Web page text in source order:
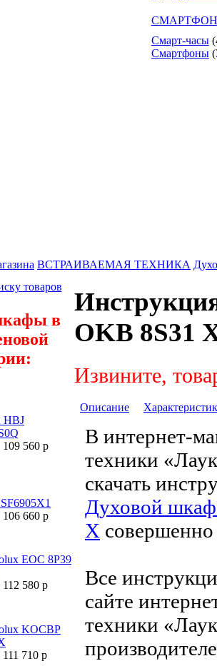
Смарт-часы
Смартфоны
ВСТРАИВАЕМАЯ ТЕХНИКА
товаров
в
HBJ
560 р
660 р
EOC 8P39
580 р
KOCBP
710 р
OKB 8S31
Извините,
Описание
В интернет-
техники
скачать
Духовой
X совершенно
Все
сайте
техники